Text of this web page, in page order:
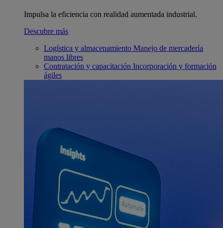
Impulsa la eficiencia con realidad aumentada industrial.
Descubre más
Logística y almacenamiento Manejo de mercadería
manos libres
Contratación y capacitación Incorporación y formación
ágiles